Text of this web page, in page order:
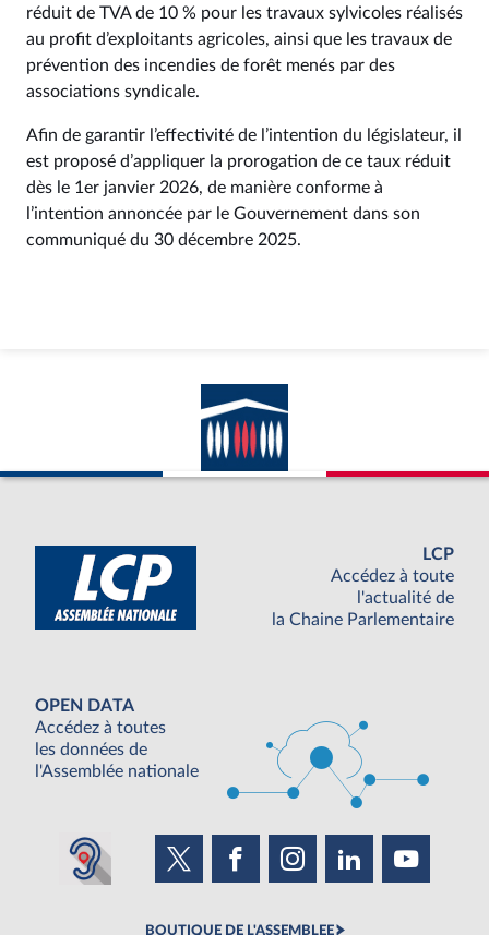
réduit de TVA de 10 % pour les travaux sylvicoles réalisés
au profit d’exploitants agricoles, ainsi que les travaux de
prévention des incendies de forêt menés par des
associations syndicale.
Afin de garantir l’effectivité de l’intention du législateur, il
est proposé d’appliquer la prorogation de ce taux réduit
dès le 1er janvier 2026, de manière conforme à
l’intention annoncée par le Gouvernement dans son
communiqué du 30 décembre 2025.
LCP
Accédez à toute
l'actualité de
la Chaine Parlementaire
OPEN DATA
Accédez à toutes
les données de
l'Assemblée nationale
BOUTIQUE DE L'ASSEMBLEE